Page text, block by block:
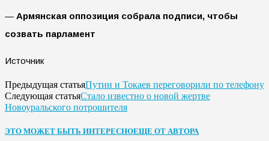
— Армянская оппозиция собрала подписи, чтобы
созвать парламент
Источник
Предыдущая статьяПутин и Токаев переговорили по телефону
Следующая статьяСтало известно о новой жертве
Новоуральского потрошителя
ЭТО МОЖЕТ БЫТЬ ИНТЕРЕСНОЕЩЕ ОТ АВТОРА